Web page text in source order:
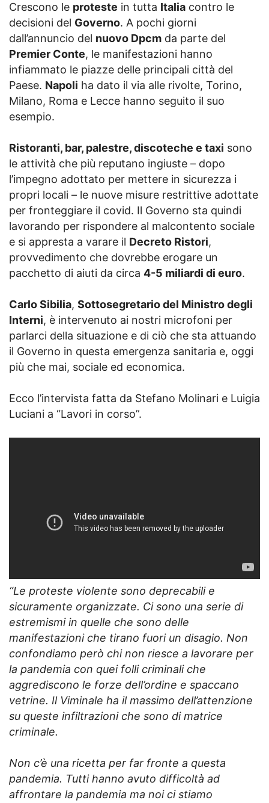
Crescono le proteste in tutta Italia contro le
decisioni del Governo. A pochi giorni
dall’annuncio del nuovo Dpcm da parte del
Premier Conte, le manifestazioni hanno
infiammato le piazze delle principali città del
Paese. Napoli ha dato il via alle rivolte, Torino,
Milano, Roma e Lecce hanno seguito il suo
esempio.
Ristoranti, bar, palestre, discoteche e taxi sono
le attività che più reputano ingiuste – dopo
l’impegno adottato per mettere in sicurezza i
propri locali – le nuove misure restrittive adottate
per fronteggiare il covid. Il Governo sta quindi
lavorando per rispondere al malcontento sociale
e si appresta a varare il Decreto Ristori,
provvedimento che dovrebbe erogare un
pacchetto di aiuti da circa 4-5 miliardi di euro.
Carlo Sibilia, Sottosegretario del Ministro degli
Interni, è intervenuto ai nostri microfoni per
parlarci della situazione e di ciò che sta attuando
il Governo in questa emergenza sanitaria e, oggi
più che mai, sociale ed economica.
Ecco l’intervista fatta da Stefano Molinari e Luigia
Luciani a “Lavori in corso”.
“Le proteste violente sono deprecabili e
sicuramente organizzate. Ci sono una serie di
estremismi in quelle che sono delle
manifestazioni che tirano fuori un disagio. Non
confondiamo però chi non riesce a lavorare per
la pandemia con quei folli criminali che
aggrediscono le forze dell’ordine e spaccano
vetrine. Il Viminale ha il massimo dell’attenzione
su queste infiltrazioni che sono di matrice
criminale.
Non c’è una ricetta per far fronte a questa
pandemia. Tutti hanno avuto difficoltà ad
affrontare la pandemia ma noi ci stiamo